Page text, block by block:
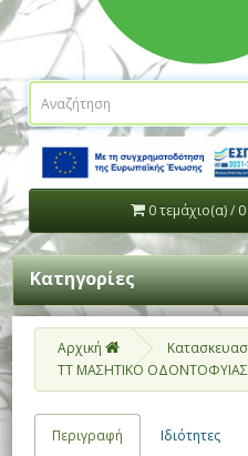
0 τεμάχιο(α) /
Κατηγορίες
Αρχική
TT ΜΑΣΗΤΙΚΟ ΟΔΟΝΤΟΦΥΙΑΣ
Περιγραφή Ιδιότητες